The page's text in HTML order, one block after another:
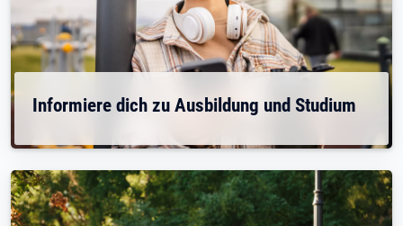
Informiere dich zu Ausbildung und Studium